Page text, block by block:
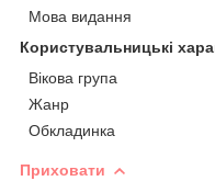
Мова видання
Користувальницькі
Вікова група
Жанр
Обкладинка
Приховати